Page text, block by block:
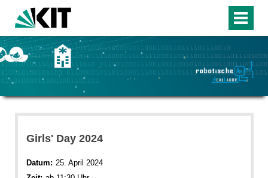
Girls' Day 2024
Datum: 25. April 2024